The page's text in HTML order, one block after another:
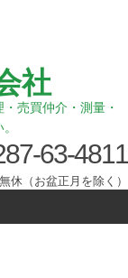
社
売買仲介・測量・
63-4811
（お盆正月を除く）